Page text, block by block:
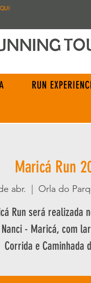
RUN
Maricá Run
abr. Orla do
Run será realizada
Nanci - Maricá, com
Corrida e Caminhada